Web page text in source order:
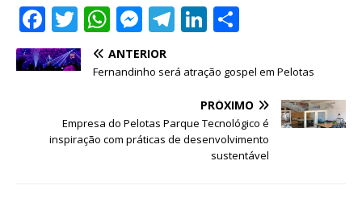
F
a
c
o
T
w
it
r
W
h
at
A
p
M
e
ss
n
g
T
e
ra
m
Li
k
e
dI
n
ar
e
ANTERIOR
Fernandinho será atração gospel em Pelotas
PRÓXIMO
Empresa do Pelotas Parque Tecnológico é
inspiração com práticas de desenvolvimento
sustentável